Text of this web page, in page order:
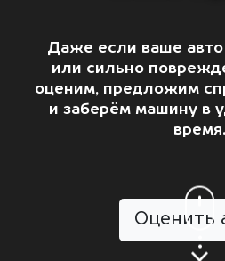
Даже если ваше
или сильно
оценим, предложим
и заберём машину в
время.
Оценить